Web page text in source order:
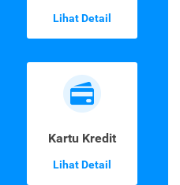
Lihat Detail
Kartu Kredit
Lihat Detail